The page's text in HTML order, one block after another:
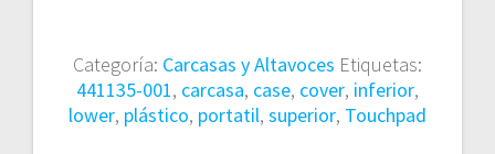
Categoría: Carcasas y Altavoces Etiquetas:
441135-001, carcasa, case, cover, inferior,
lower, plástico, portatil, superior, Touchpad